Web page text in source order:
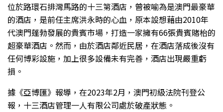
位於路環石排灣馬路的十三第酒店，曾被喻為是澳門最豪華
的酒店，是前任主席洪永時的心血，原本設想藉由2010年
代澳門蓬勃發展的貴賓市場，打造一家擁有66張貴賓賭枱的
超豪華酒店。然而，由於酒店鄰近民居，在酒店落成後沒有
任何博彩設施，加上很多設備未有完善，酒店出現嚴重虧
損。
據《亞博匯》報導，在2023年2月，澳門初級法院刊登公
報，十三酒店管理一人有限公司處於破產狀態。